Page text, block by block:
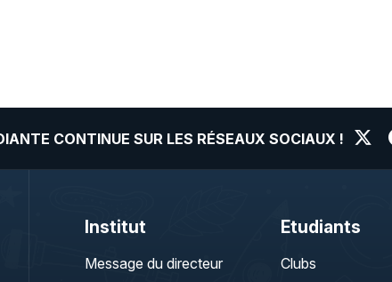
CONTINUE SUR LES RÉSEAUX SOCIAUX !
Institut
Message du directeur
Etudiants
Clubs